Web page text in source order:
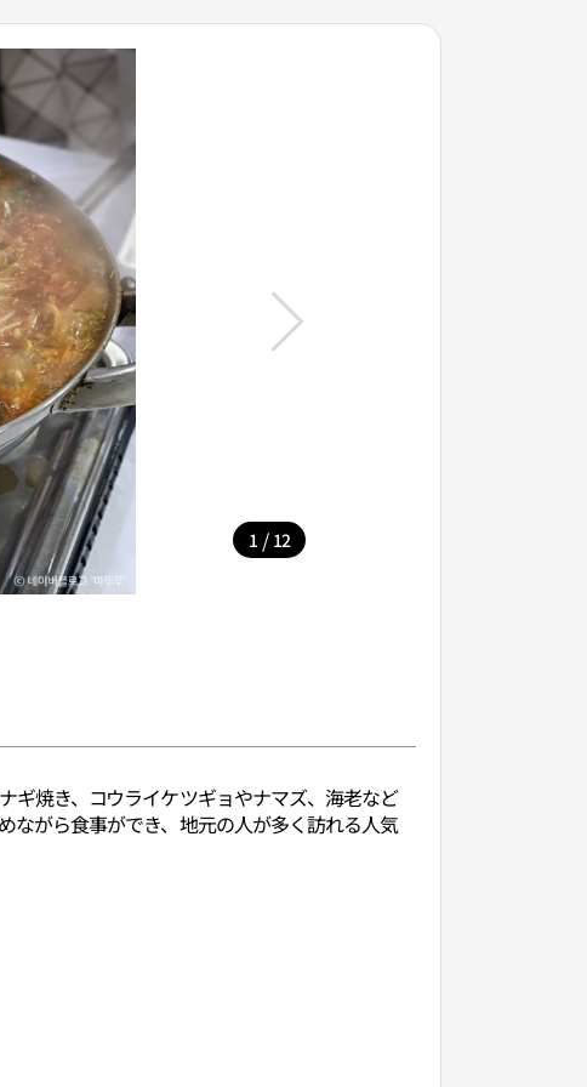
1 / 12
ギ焼き、コウライケツギョやナマズ、海老など
ながら食事ができ、地元の人が多く訪れる人気